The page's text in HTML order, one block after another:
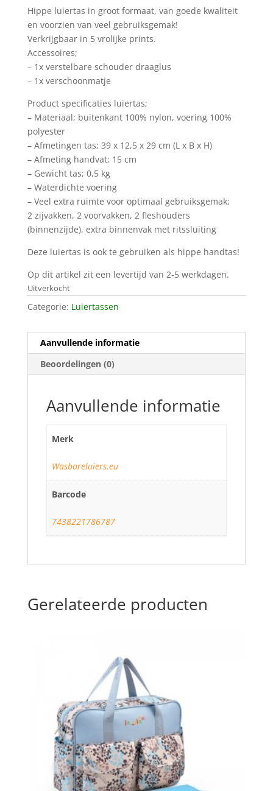
Hippe luiertas in groot formaat, van goede kwaliteit
en voorzien van veel gebruiksgemak!
Verkrijgbaar in 5 vrolijke prints.
Accessoires;
– 1x verstelbare schouder draaglus
– 1x verschoonmatje
Product specificaties luiertas;
– Materiaal; buitenkant 100% nylon, voering 100%
polyester
– Afmetingen tas; 39 x 12,5 x 29 cm (L x B x H)
– Afmeting handvat; 15 cm
– Gewicht tas; 0,5 kg
– Waterdichte voering
– Veel extra ruimte voor optimaal gebruiksgemak;
2 zijvakken, 2 voorvakken, 2 fleshouders
(binnenzijde), extra binnenvak met ritssluiting
Deze luiertas is ook te gebruiken als hippe handtas!
Op dit artikel zit een levertijd van 2-5 werkdagen.
Uitverkocht
Categorie: Luiertassen
Aanvullende informatie
Beoordelingen (0)
Aanvullende informatie
Merk
Wasbareluiers.eu
Barcode
7438221786787
Gerelateerde producten